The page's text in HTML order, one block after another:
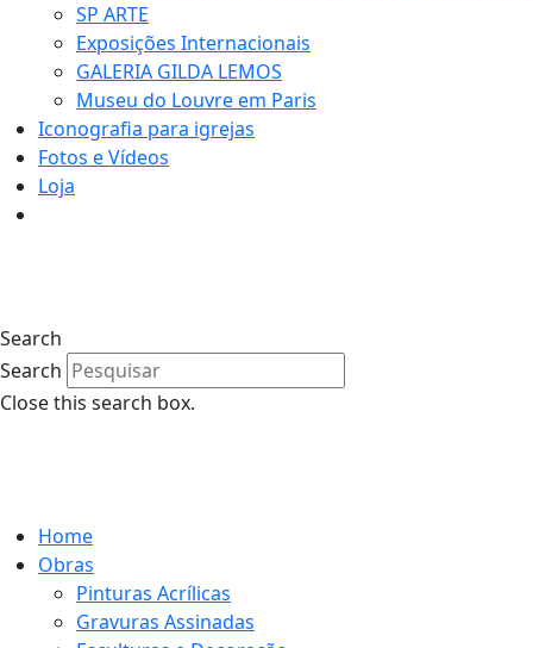
SP ARTE
Exposições Internacionais
GALERIA GILDA LEMOS
Museu do Louvre em Paris
Iconografia para igrejas
Fotos e Vídeos
Loja
Search
Search
Close this search box.
Home
Obras
Pinturas Acrílicas
Gravuras Assinadas